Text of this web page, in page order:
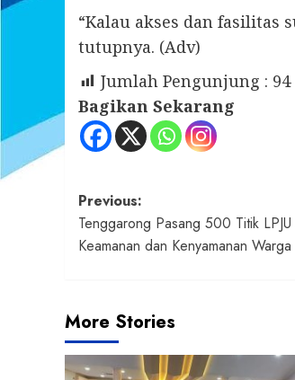
“Kalau akses dan fasilitas
tutupnya. (Adv)
Jumlah Pengunjung : 94
Bagikan Sekarang
Post
navigation
Previous:
Tenggarong Pasang 500 Titik
Keamanan dan Kenyamanan Warga
More Stories